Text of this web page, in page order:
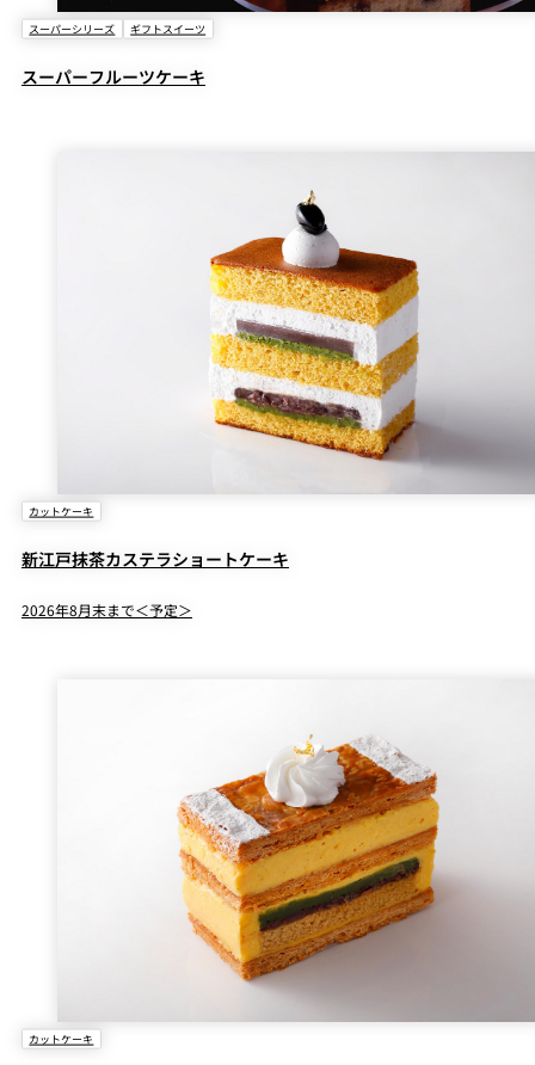
スーパーシリーズ ギフトスイーツ
スーパーフルーツケーキ
カットケーキ
新江戸抹茶カステラショートケーキ
2026年8月末まで＜予定＞
カットケーキ